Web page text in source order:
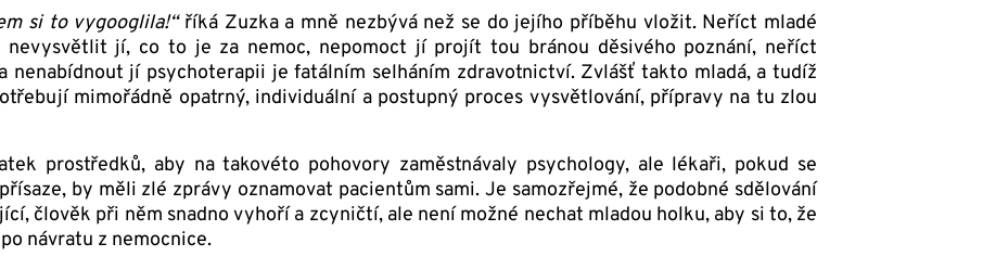
si to vygooglila!“říká Zuzka a mně nezbývá než se do jejího příběhu vložit. Neříct mladé
jí, co to je za nemoc, nepomoct jí projít tou bránou děsivého poznání, neříct
nenabídnout jí psychoterapii je fatálním selháním zdravotnictví. Zvlášť takto mladá, a tudíž
mimořádně opatrný, individuální a postupný proces vysvětlování, přípravy na tu zlou
prostředků, aby na takovéto pohovory zaměstnávaly psychology, ale lékaři, pokud se
by měli zlé zprávy oznamovat pacientům sami. Je samozřejmé, že podobné sdělování
člověk při něm snadno vyhoří a zcyničtí, ale není možné nechat mladou holku, aby si to, že
návratu z nemocnice.